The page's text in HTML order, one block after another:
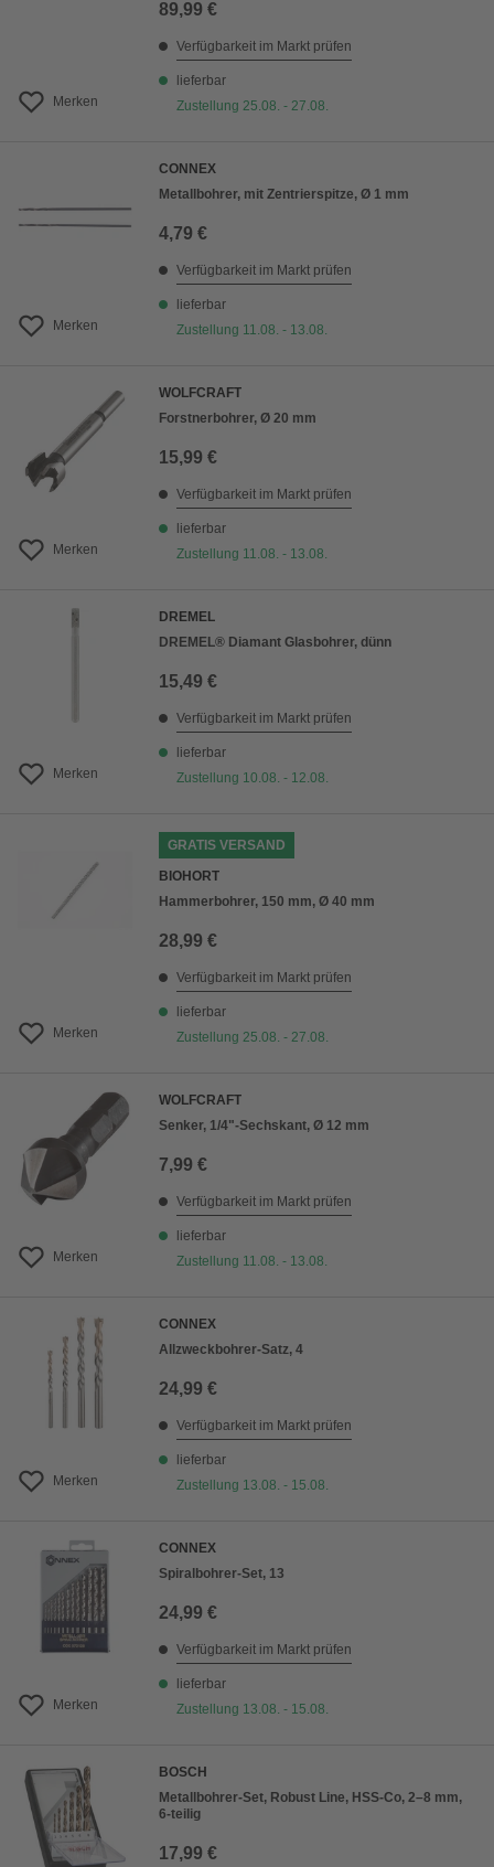
Merken
89,99 €
Verfügbarkeit im Markt prüfen
lieferbar
Zustellung 25.08. - 27.08.
Merken
CONNEX
Metallbohrer, mit Zentrierspitze, Ø 1 mm
4,79 €
Verfügbarkeit im Markt prüfen
lieferbar
Zustellung 11.08. - 13.08.
Merken
WOLFCRAFT
Forstnerbohrer, Ø 20 mm
15,99 €
Verfügbarkeit im Markt prüfen
lieferbar
Zustellung 11.08. - 13.08.
Merken
DREMEL
DREMEL® Diamant Glasbohrer, dünn
15,49 €
Verfügbarkeit im Markt prüfen
lieferbar
Zustellung 10.08. - 12.08.
Merken
GRATIS VERSAND
BIOHORT
Hammerbohrer, 150 mm, Ø 40 mm
28,99 €
Verfügbarkeit im Markt prüfen
lieferbar
Zustellung 25.08. - 27.08.
Merken
WOLFCRAFT
Senker, 1/4"-Sechskant, Ø 12 mm
7,99 €
Verfügbarkeit im Markt prüfen
lieferbar
Zustellung 11.08. - 13.08.
Merken
CONNEX
Allzweckbohrer-Satz, 4
24,99 €
Verfügbarkeit im Markt prüfen
lieferbar
Zustellung 13.08. - 15.08.
Merken
CONNEX
Spiralbohrer-Set, 13
24,99 €
Verfügbarkeit im Markt prüfen
lieferbar
Zustellung 13.08. - 15.08.
BOSCH
Metallbohrer-Set, Robust Line, HSS-Co, 2–8 mm,
6-teilig
17,99 €